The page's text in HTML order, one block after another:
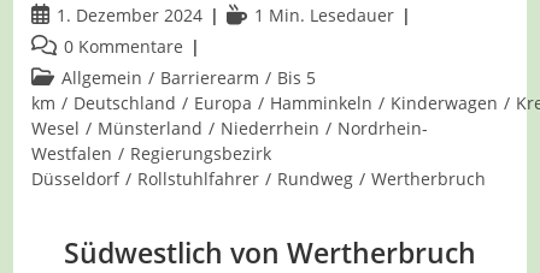
Beitrag
veröffentlicht:
1. Dezember 2024 Lesedauer:
1 Min. Lesedauer
Beitrags-
Kommentare:
0 Kommentare
Beitrags-
Kategorie:
Allgemein / Barrierearm / Bis 5
km / Deutschland / Europa / Hamminkeln / Kinderwagen /
Wesel / Münsterland / Niederrhein / Nordrhein-
Westfalen / Regierungsbezirk
Düsseldorf / Rollstuhlfahrer / Rundweg / Wertherbruch
Südwestlich von Wertherbruch